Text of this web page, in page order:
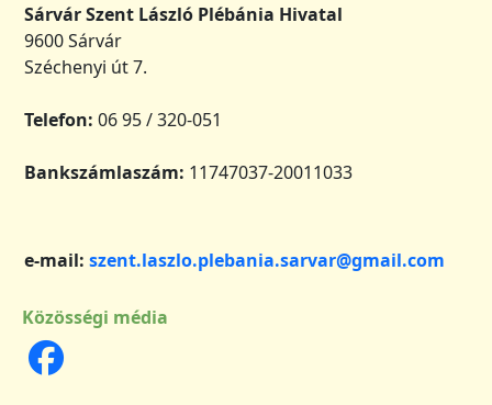
Sárvár Szent László Plébánia Hivatal
9600 Sárvár
Széchenyi út 7.
Telefon: 06 95 / 320-051
Bankszámlaszám: 11747037-20011033
e-mail: szent.laszlo.plebania.sarvar@gmail.com
Közösségi média